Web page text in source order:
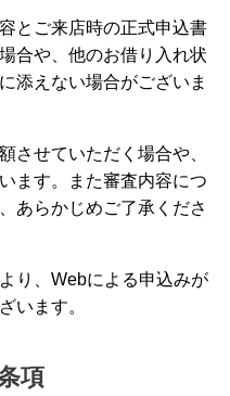
とご来店時の正式申込書
合や、他のお借り入れ状
添えない場合がございま
させていただく場合や、
ます。また審査内容につ
あらかじめご了承くださ
り、Webによる申込みが
います。
項